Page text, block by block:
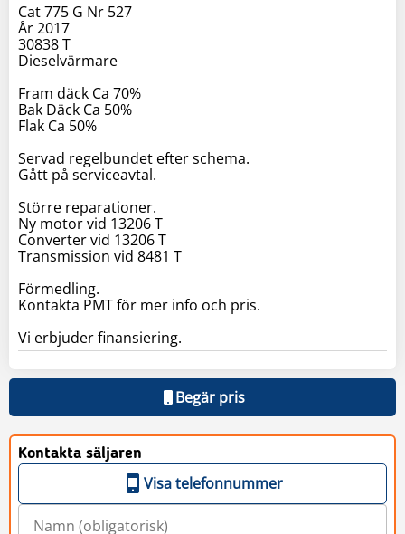
Cat 775 G Nr 527
År 2017
30838 T
Dieselvärmare
Fram däck Ca 70%
Bak Däck Ca 50%
Flak Ca 50%
Servad regelbundet efter schema.
Gått på serviceavtal.
Större reparationer.
Ny motor vid 13206 T
Converter vid 13206 T
Transmission vid 8481 T
Förmedling.
Kontakta PMT för mer info och pris.
Vi erbjuder finansiering.
Begär pris
Kontakta säljaren
Visa telefonnummer